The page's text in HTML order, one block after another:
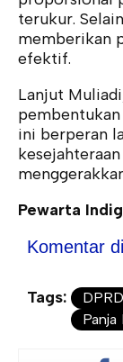
terukur.
memberikan
efektif.
Lanjut
pembentukan
ini berperan
Pewarta
Komentar
Tags: DPRD
Panja